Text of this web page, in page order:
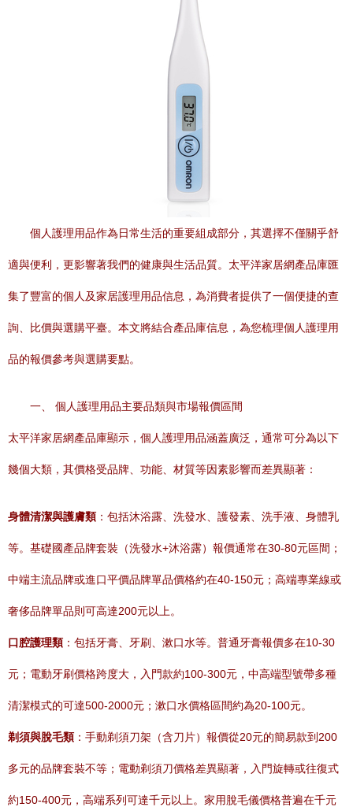
個人護理用品作為日常生活的重要組成部分，其選擇不僅關乎舒
適與便利，更影響著我們的健康與生活品質。太平洋家居網產品庫匯
集了豐富的個人及家居護理用品信息，為消費者提供了一個便捷的查
詢、比價與選購平臺。本文將結合產品庫信息，為您梳理個人護理用
品的報價參考與選購要點。
一、 個人護理用品主要品類與市場報價區間
太平洋家居網產品庫顯示，個人護理用品涵蓋廣泛，通常可分為以下
幾個大類，其價格受品牌、功能、材質等因素影響而差異顯著：
身體清潔與護膚類 ：包括沐浴露、洗發水、護發素、洗手液、身體乳
等。基礎國產品牌套裝（洗發水+沐浴露）報價通常在30-80元區間；
中端主流品牌或進口平價品牌單品價格約在40-150元；高端專業線或
奢侈品牌單品則可高達200元以上。
口腔護理類 ：包括牙膏、牙刷、漱口水等。普通牙膏報價多在10-30
元；電動牙刷價格跨度大，入門款約100-300元，中高端型號帶多種
清潔模式的可達500-2000元；漱口水價格區間約為20-100元。
剃須與脫毛類 ：手動剃須刀架（含刀片）報價從20元的簡易款到200
多元的品牌套裝不等；電動剃須刀價格差異顯著，入門旋轉或往復式
約150-400元，高端系列可達千元以上。家用脫毛儀價格普遍在千元